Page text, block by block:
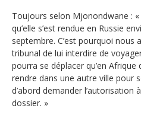
Toujours selon Mjonondwane : «
qu’elle s’est rendue en Russie
septembre. C’est pourquoi nous
tribunal de lui interdire de
pourra se déplacer qu’en Afrique
rendre dans une autre ville pour
d’abord demander l’autorisation
dossier. »